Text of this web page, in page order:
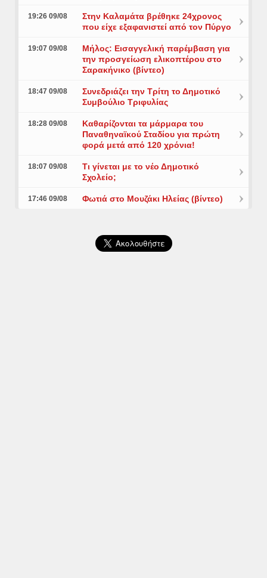
19:26 09/08
Στην Καλαμάτα βρέθηκε 24χρονος
που είχε εξαφανιστεί από τον Πύργο
19:07 09/08
Μήλος: Εισαγγελική παρέμβαση για
την προσγείωση ελικοπτέρου στο
Σαρακήνικο (βίντεο)
18:47 09/08
Συνεδριάζει την Τρίτη το Δημοτικό
Συμβούλιο Τριφυλίας
18:28 09/08
Καθαρίζονται τα μάρμαρα του
Παναθηναϊκού Σταδίου για πρώτη
φορά μετά από 120 χρόνια!
18:07 09/08
Τι γίνεται με το νέο Δημοτικό
Σχολείο;
17:46 09/08 Φωτιά στο Μουζάκι Ηλείας (βίντεο)